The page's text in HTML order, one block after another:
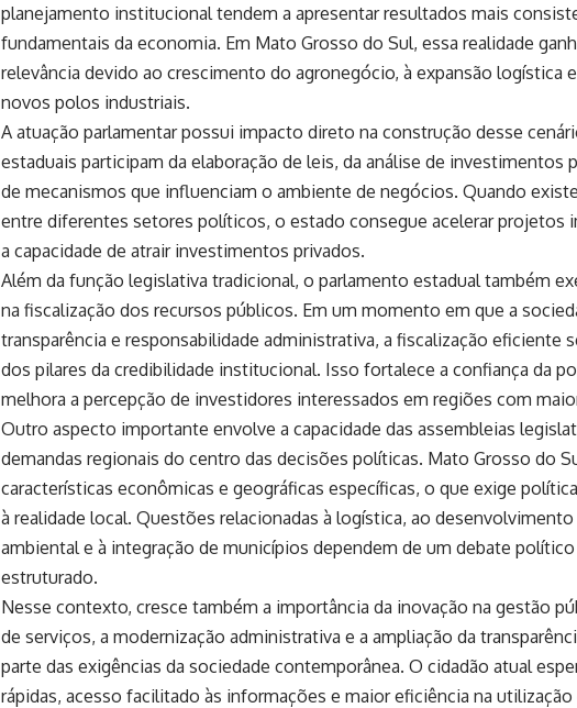
planejamento institucional tendem a apresentar resultados mais
fundamentais da economia. Em Mato Grosso do Sul, essa realidade
relevância devido ao crescimento do agronegócio, à expansão logística
novos polos industriais.
A atuação parlamentar possui impacto direto na construção desse
estaduais participam da elaboração de leis, da análise de investimentos
de mecanismos que influenciam o ambiente de negócios. Quando
entre diferentes setores políticos, o estado consegue acelerar projetos
a capacidade de atrair investimentos privados.
Além da função legislativa tradicional, o parlamento estadual também
na fiscalização dos recursos públicos. Em um momento em que a
transparência e responsabilidade administrativa, a fiscalização eficiente
dos pilares da credibilidade institucional. Isso fortalece a confiança da
melhora a percepção de investidores interessados em regiões com
Outro aspecto importante envolve a capacidade das assembleias
demandas regionais do centro das decisões políticas. Mato Grosso do
características econômicas e geográficas específicas, o que exige
à realidade local. Questões relacionadas à logística, ao desenvolvimento
ambiental e à integração de municípios dependem de um debate
estruturado.
Nesse contexto, cresce também a importância da inovação na gestão
de serviços, a modernização administrativa e a ampliação da
parte das exigências da sociedade contemporânea. O cidadão atual
rápidas, acesso facilitado às informações e maior eficiência na